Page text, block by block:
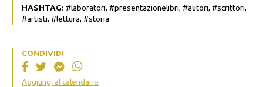
HASHTAG: #laboratori, #presentazionelibri, #autori, #scrittori,
#artisti, #lettura, #storia
CONDIVIDI
Aggiungi al calendario